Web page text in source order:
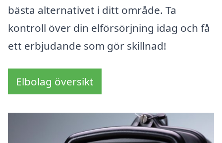
bästa alternativet i ditt område. Ta
kontroll över din elförsörjning idag och få
ett erbjudande som gör skillnad!
Elbolag översikt